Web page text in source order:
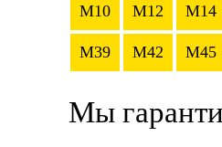
M10 M12 M14
M39 M42 M45
Мы